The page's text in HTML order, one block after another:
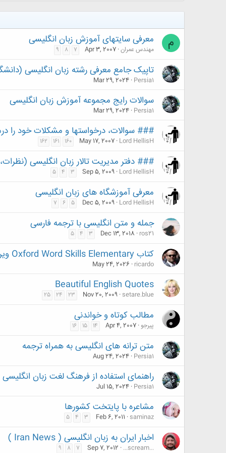
م معرفی سایتهای آموزش زبان انگلیسی
مهندس عمران Apr 3, 2007
7
8
9
تاپیک جامع معرفی رشته زبان انگلیسی
Persia1
Mar 29, 2024
سوالات رایج مجموعه آموزش زبان انگلیسی
Persia1
Mar 29, 2024
### سوالات، درخواستها و مشكلات خود را
Lord HellisH
May 17, 2007
160
161
162
### دفتر مدیریت تالار زبان انگلیسی
Lord HellisH
Sep 5, 2009
3
4
5
معرفی آموزشگاه های زبان انگلیسی
Lord HellisH
Dec 5, 2009
5
6
7
جمله و متن انگلیسی با ترجمه فارسی
ros21
Dec 13, 2018
3
4
5
کتاب Oxford Word Skills Elementary ویرایش دوم
ricardo
May 24, 2026
Beautiful English Quotes
setare.blue
Nov 20, 2009
23
24
25
مطالب کوتاه و خواندنی
پیرجو Apr 4, 2007
14
15
16
متن ترانه های انگلیسی به همراه ترجمه
Persia1
Aug 24, 2024
راهنمای استفاده از فرهنگ لغت زبان انگلیسی
Persia1
Jul 15, 2024
مشاعره با پایتخت کشورها
saminaz
Feb 6, 2011
3
4
5
اخبار ایران به زبان انگلیسی ( Iran News )
...scream...
Sep 7, 2012
7
8
9